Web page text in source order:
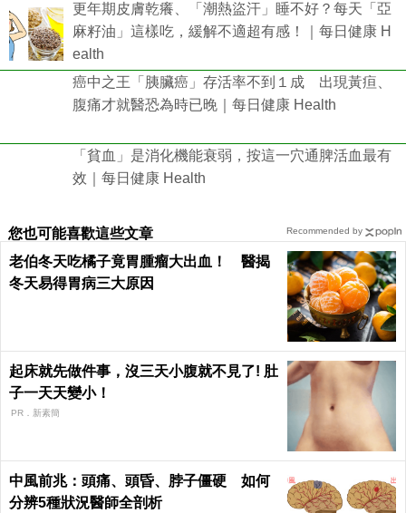
更年期皮膚乾癢、「潮熱盜汗」睡不好？每天「亞
麻籽油」這樣吃，緩解不適超有感！｜每日健康 H
ealth
癌中之王「胰臟癌」存活率不到１成 出現黃疸、
腹痛才就醫恐為時已晚｜每日健康 Health
「貧血」是消化機能衰弱，按這一穴通脾活血最有
效｜每日健康 Health
您也可能喜歡這些文章
老伯冬天吃橘子竟胃腫瘤大出血！ 醫揭
冬天易得胃病三大原因
起床就先做件事，沒三天小腹就不見了! 肚
子一天天變小！
PR．新素簡
中風前兆：頭痛、頭昏、脖子僵硬 如何
分辨5種狀況醫師全剖析
Recommended by